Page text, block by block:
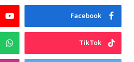
Facebook
TikTok